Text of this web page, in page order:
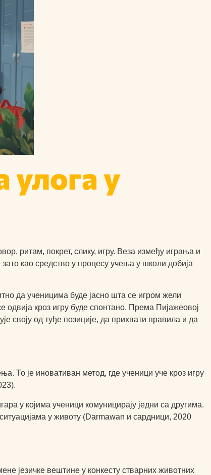
улога у
ритам, покрет, слику, игру. Веза између играња и
као средство у процесу учења у школи добија
да ученицима буде јасно шта се игром жели
одвија кроз игру буде спонтано. Према Пијажеовој
своју од туђе позиције, да прихвати правила и да
То је иновативан метод, где ученици уче кроз игру
у којима ученици комуницирају једни са другима.
у животу (Darmawan и сардници, 2020
језичке вештине у конкесту стварних животних